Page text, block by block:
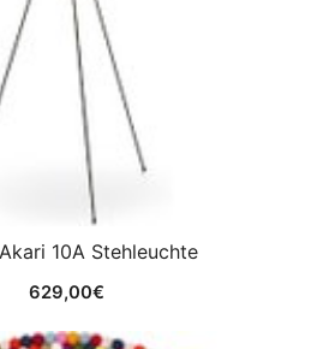
10A Stehleuchte
629,00€